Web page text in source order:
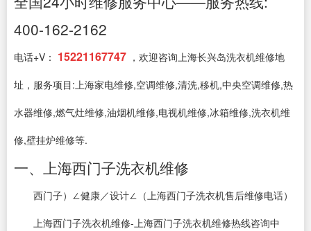
400-162-2162
电话+V： 15221167747 ，欢迎咨询上海长兴岛洗衣机维修地
址，服务项目:上海家电维修,空调维修,清洗,移机,中央空调维修,热
水器维修,燃气灶维修,油烟机维修,电视机维修,冰箱维修,洗衣机维
修,壁挂炉维修等.
一、上海西门子洗衣机维修
西门子）∠健康／设计∠（上海西门子洗衣机售后维修电话）
上海西门子洗衣机维修-上海西门子洗衣机维修热线咨询中